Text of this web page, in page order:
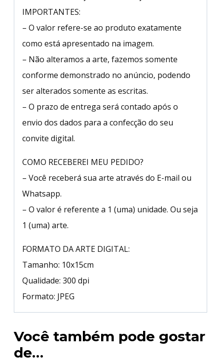
IMPORTANTES:
– O valor refere-se ao produto exatamente
como está apresentado na imagem.
– Não alteramos a arte, fazemos somente
conforme demonstrado no anúncio, podendo
ser alterados somente as escritas.
– O prazo de entrega será contado após o
envio dos dados para a confecção do seu
convite digital.
COMO RECEBEREI MEU PEDIDO?
– Você receberá sua arte através do E-mail ou
Whatsapp.
– O valor é referente a 1 (uma) unidade. Ou seja
1 (uma) arte.
FORMATO DA ARTE DIGITAL:
Tamanho: 10x15cm
Qualidade: 300 dpi
Formato: JPEG
Você também pode gostar
de…